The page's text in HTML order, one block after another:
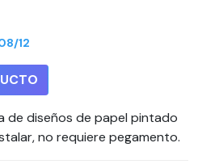
12
de diseños de papel pintado
no requiere pegamento.